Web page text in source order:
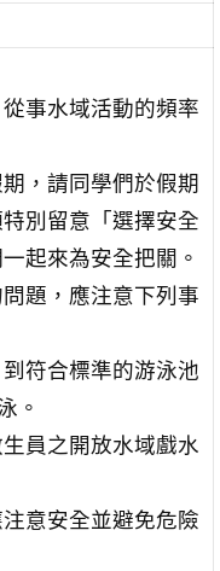
事水域活動的頻率
，請同學們於假期
別留意「選擇安全
起來為安全把關。
題，應注意下列事
符合標準的游泳池
。
員之開放水域戲水
意安全並避免危險